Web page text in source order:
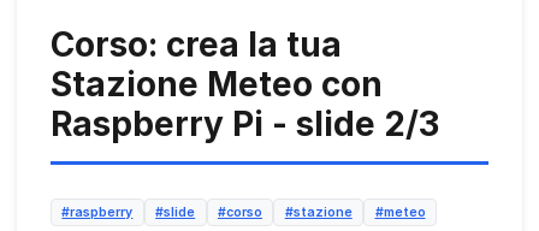
Corso: crea la tua
Stazione Meteo con
Raspberry Pi - slide 2/3
#raspberry #slide #corso #stazione #meteo